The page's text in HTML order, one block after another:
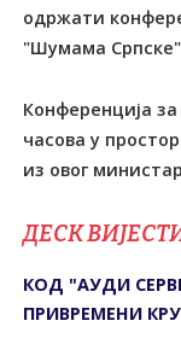
одржати
"Шумама
Конференција за
часова у
из овог
ДЕСК
КОД "АУДИ
ПРИВРЕМЕНИ